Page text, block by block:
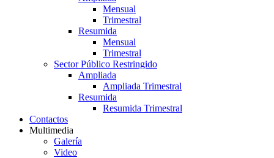
Mensual
Trimestral
Resumida
Mensual
Trimestral
Sector Público Restringido
Ampliada
Ampliada Trimestral
Resumida
Resumida Trimestral
Contactos
Multimedia
Galería
Video